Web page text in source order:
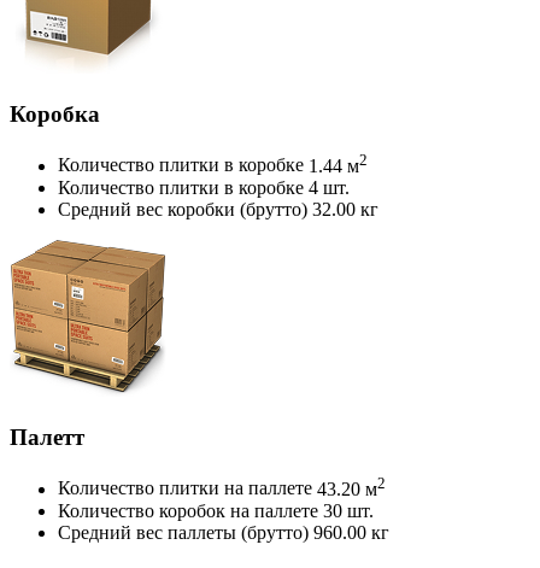
Коробка
Количество плитки в коробке 1.44 м2
Количество плитки в коробке 4 шт.
Средний вес коробки (брутто) 32.00 кг
Палетт
Количество плитки на паллете 43.20 м2
Количество коробок на паллете 30 шт.
Средний вес паллеты (брутто) 960.00 кг